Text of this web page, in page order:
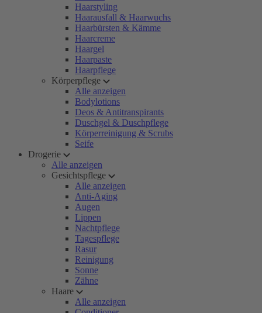
Haarstyling
Haarausfall & Haarwuchs
Haarbürsten & Kämme
Haarcreme
Haargel
Haarpaste
Haarpflege
Körperpflege
Alle anzeigen
Bodylotions
Deos & Antitranspirants
Duschgel & Duschpflege
Körperreinigung & Scrubs
Seife
Drogerie
Alle anzeigen
Gesichtspflege
Alle anzeigen
Anti-Aging
Augen
Lippen
Nachtpflege
Tagespflege
Rasur
Reinigung
Sonne
Zähne
Haare
Alle anzeigen